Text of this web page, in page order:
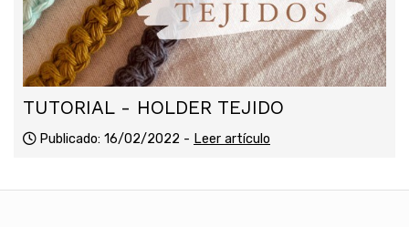
TUTORIAL - HOLDER TEJIDO
Publicado: 16/02/2022 - Leer artículo